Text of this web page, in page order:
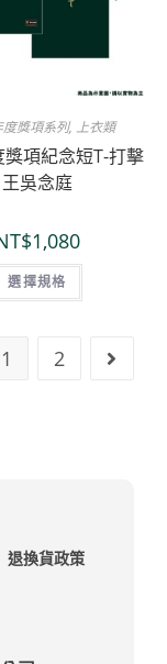
獎項系列, 上衣類
項紀念短T-打擊
王吳念庭
1,080
選擇規格
1 2
退換貨政策